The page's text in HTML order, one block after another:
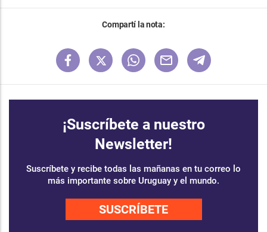
Compartí la nota:
¡Suscríbete a nuestro
Newsletter!
Suscríbete y recibe todas las mañanas en tu correo lo
más importante sobre Uruguay y el mundo.
SUSCRÍBETE